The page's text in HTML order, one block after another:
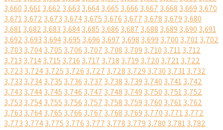
3,660 3,6613,662 3,663 3,6643,665 3,666 3,667 3,668 3,669 3,670
3,6713,672 3,673 3,6743,675 3,676 3,677 3,678 3,679 3,680
3,6813,682 3,683 3,6843,685 3,686 3,687 3,688 3,689 3,690 3,691
3,692 3,693 3,6943,695 3,696 3,697 3,698 3,699 3,700 3,7013,702
3,703 3,7043,705 3,706 3,707 3,708 3,709 3,710 3,7113,712
3,713 3,7143,715 3,716 3,717 3,718 3,719 3,720 3,7213,722
3,723 3,7243,725 3,726 3,727 3,728 3,729 3,730 3,7313,732
3,733 3,7343,735 3,736 3,737 3,738 3,739 3,740 3,7413,742
3,743 3,7443,745 3,746 3,747 3,748 3,749 3,750 3,7513,752
3,753 3,7543,755 3,756 3,757 3,758 3,759 3,760 3,7613,762
3,763 3,7643,765 3,766 3,767 3,768 3,769 3,770 3,7713,772
3,773 3,7743,775 3,776 3,777 3,778 3,779 3,780 3,7813,782